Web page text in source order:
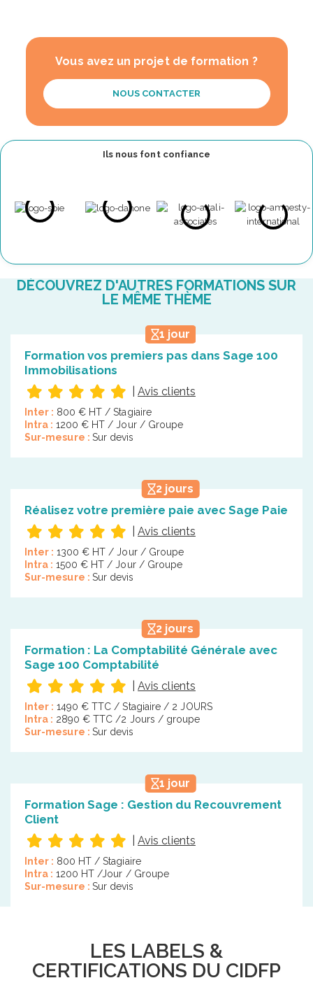
Vous avez un projet de formation ?
NOUS CONTACTER
Ils nous font confiance
DÉCOUVREZ D'AUTRES FORMATIONS SUR
LE MÊME THÈME
1 jour
Formation vos premiers pas dans Sage 100
Immobilisations
Avis clients
Inter : 800 € HT / Stagiaire
Intra : 1200 € HT / Jour / Groupe
Sur-mesure : Sur devis
2 jours
Réalisez votre première paie avec Sage Paie
Avis clients
Inter : 1300 € HT / Jour / Groupe
Intra : 1500 € HT / Jour / Groupe
Sur-mesure : Sur devis
2 jours
Formation : La Comptabilité Générale avec
Sage 100 Comptabilité
Avis clients
Inter : 1490 € TTC / Stagiaire / 2 JOURS
Intra : 2890 € TTC /2 Jours / groupe
Sur-mesure : Sur devis
1 jour
Formation Sage : Gestion du Recouvrement
Client
Avis clients
Inter : 800 HT / Stagiaire
Intra : 1200 HT /Jour / Groupe
Sur-mesure : Sur devis
LES LABELS &
CERTIFICATIONS DU CIDFP